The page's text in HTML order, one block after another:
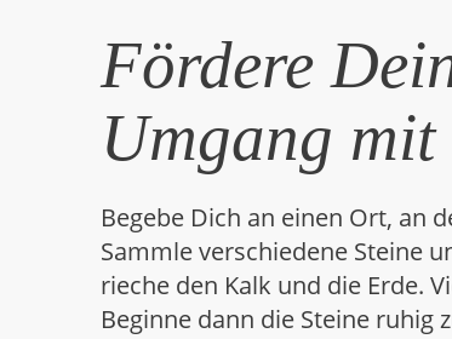
Fördere
Umgang mit
Begebe Dich an einen Ort, an
Sammle verschiedene Steine
rieche den Kalk und die Erde.
Beginne dann die Steine ruhig